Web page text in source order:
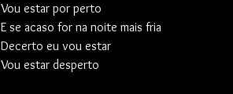
Vou estar por perto
E se acaso for na noite mais fria
Decerto eu vou estar
Vou estar desperto